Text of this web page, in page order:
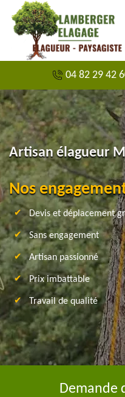
04 82 29 42
Artisan élagueur
Nos
Devis et déplacement
Sans engagement
Artisan passionné
Prix imbattable
Travail de qualité
Demande